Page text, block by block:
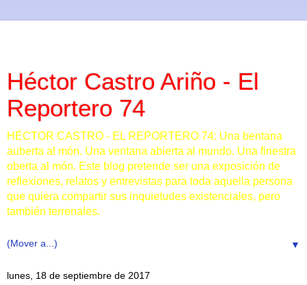
Héctor Castro Ariño - El
Reportero 74
HÉCTOR CASTRO - EL REPORTERO 74: Una bentana
auberta al món. Una ventana abierta al mundo. Una finestra
oberta al món. Este blog pretende ser una exposición de
reflexiones, relatos y entrevistas para toda aquella persona
que quiera compartir sus inquietudes existenciales, pero
también terrenales.
▼
lunes, 18 de septiembre de 2017